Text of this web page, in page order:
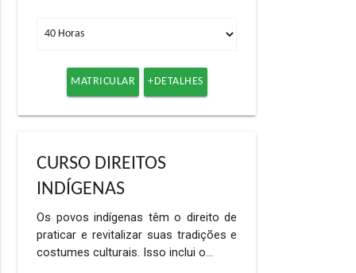
MATRICULAR +DETALHES
CURSO DIREITOS
INDÍGENAS
Os povos indígenas têm o direito de
praticar e revitalizar suas tradições e
costumes culturais. Isso inclui o…